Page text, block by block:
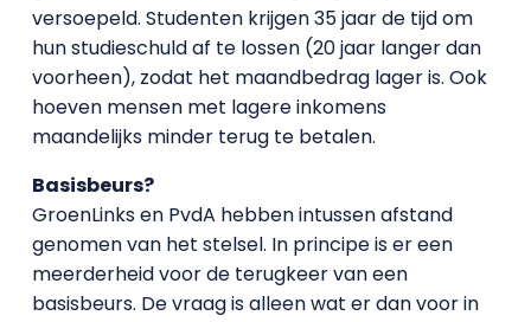
versoepeld. Studenten krijgen 35 jaar de tijd om
hun studieschuld af te lossen (20 jaar langer dan
voorheen), zodat het maandbedrag lager is. Ook
hoeven mensen met lagere inkomens
maandelijks minder terug te betalen.
Basisbeurs?
GroenLinks en PvdA hebben intussen afstand
genomen van het stelsel. In principe is er een
meerderheid voor de terugkeer van een
basisbeurs. De vraag is alleen wat er dan voor in